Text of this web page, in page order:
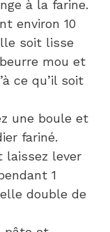
à la farine.
environ 10
soit lisse
mou et
ce qu’il soit
une boule et
fariné.
laissez lever
1
double de